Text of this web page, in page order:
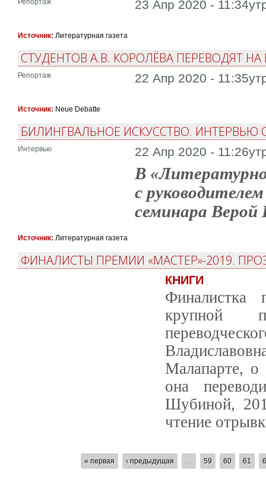
23 Апр 2020 -
Источник: Литературная газета
СТУДЕНТОВ А.В. КОРОЛЁВА ПЕРЕВОДЯТ
Репортаж 22 Апр 2020 -
Источник: Neue Debatte
БИЛИНГВАЛЬНОЕ ИСКУССТВО. ИНТЕРВЬЮ
Интервью 22 Апр 2020 -
В
с
семинара Верой
Источник: Литературная газета
ФИНАЛИСТЫ ПРЕМИИ «МАСТЕР»-2019.
КНИГИ
Финалистка
крупной
Малапарте,
она
Шубиной,
чтение
СТРАНИЦЫ« первая ‹ предыдущая 59 60 61